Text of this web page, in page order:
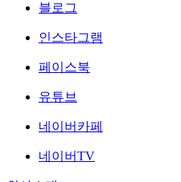
블로그
인스타그램
페이스북
유튜브
네이버카페
네이버TV